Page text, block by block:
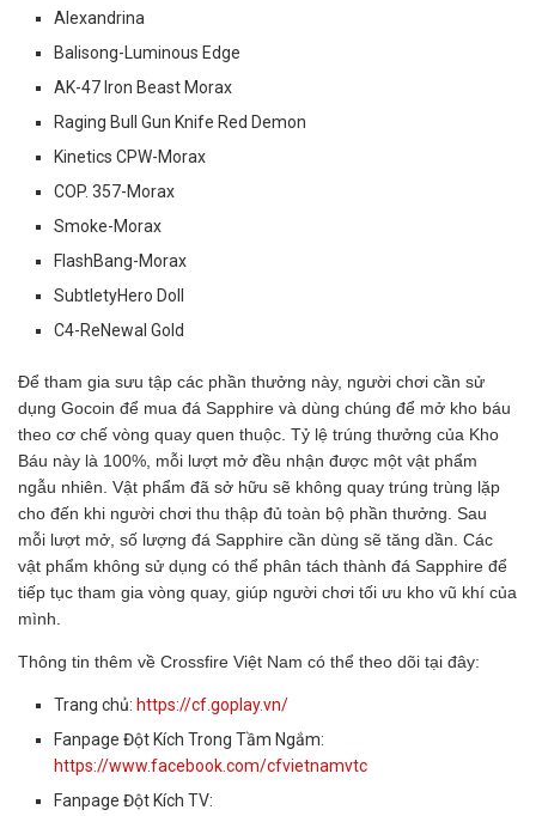
Alexandrina
Balisong-Luminous Edge
AK-47 Iron Beast Morax
Raging Bull Gun Knife Red Demon
Kinetics CPW-Morax
COP. 357-Morax
Smoke-Morax
FlashBang-Morax
SubtletyHero Doll
C4-ReNewal Gold
Để tham gia sưu tập các phần thưởng này, người chơi cần sử
dụng Gocoin để mua đá Sapphire và dùng chúng để mở kho báu
theo cơ chế vòng quay quen thuộc. Tỷ lệ trúng thưởng của Kho
Báu này là 100%, mỗi lượt mở đều nhận được một vật phẩm
ngẫu nhiên. Vật phẩm đã sở hữu sẽ không quay trúng trùng lặp
cho đến khi người chơi thu thập đủ toàn bộ phần thưởng. Sau
mỗi lượt mở, số lượng đá Sapphire cần dùng sẽ tăng dần. Các
vật phẩm không sử dụng có thể phân tách thành đá Sapphire để
tiếp tục tham gia vòng quay, giúp người chơi tối ưu kho vũ khí của
mình.
Thông tin thêm về Crossfire Việt Nam có thể theo dõi tại đây:
Trang chủ: https://cf.goplay.vn/
Fanpage Đột Kích Trong Tầm Ngắm:
https://www.facebook.com/cfvietnamvtc
Fanpage Đột Kích TV: